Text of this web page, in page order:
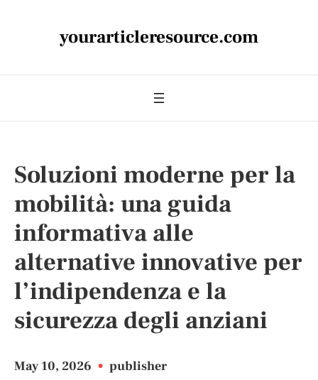
yourarticleresource.com
Soluzioni moderne per la
mobilità: una guida
informativa alle
alternative innovative per
l’indipendenza e la
sicurezza degli anziani
May 10, 2026 • publisher